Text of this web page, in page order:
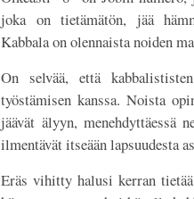
joka on tietämätön, jää
Kabbala on olennaista noiden
On selvää, että
työstämisen kanssa. Noista
jäävät älyyn, menehdyttäessä
ilmentävät itseään lapsuudesta
Eräs vihitty halusi kerran